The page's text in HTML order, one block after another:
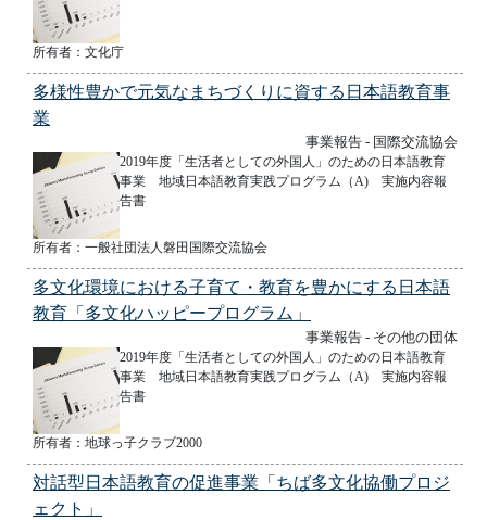
所有者：文化庁
多様性豊かで元気なまちづくりに資する日本語教育事
業
事業報告 - 国際交流協会
2019年度「生活者としての外国人」のための日本語教育
事業 地域日本語教育実践プログラム（A) 実施内容報
告書
所有者：一般社団法人磐田国際交流協会
多文化環境における子育て・教育を豊かにする日本語
教育「多文化ハッピープログラム」
事業報告 - その他の団体
2019年度「生活者としての外国人」のための日本語教育
事業 地域日本語教育実践プログラム（A) 実施内容報
告書
所有者：地球っ子クラブ2000
対話型日本語教育の促進事業「ちば多文化協働プロジ
ェクト」